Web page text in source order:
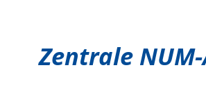
Zentrale